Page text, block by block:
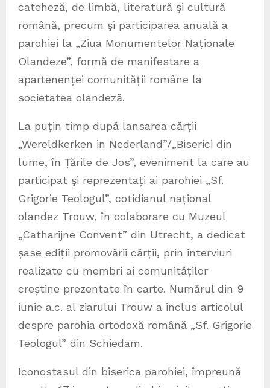
cateheză, de limbă, literatură şi cultură
română, precum şi participarea anuală a
parohiei la „Ziua Monumentelor Naționale
Olandeze”, formă de manifestare a
apartenenței comunității române la
societatea olandeză.
La puțin timp după lansarea cărții
„Wereldkerken in Nederland”/„Biserici din
lume, în Țările de Jos”, eveniment la care au
participat şi reprezentați ai parohiei „Sf.
Grigorie Teologul”, cotidianul național
olandez Trouw, în colaborare cu Muzeul
„Catharijne Convent” din Utrecht, a dedicat
șase ediții promovării cărții, prin interviuri
realizate cu membri ai comunităților
creștine prezentate în carte. Numărul din 9
iunie a.c. al ziarului Trouw a inclus articolul
despre parohia ortodoxă română „Sf. Grigorie
Teologul” din Schiedam.
Iconostasul din biserica parohiei, împreună